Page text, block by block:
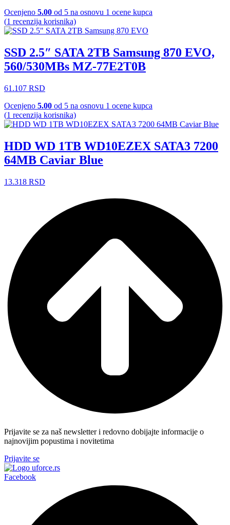
Ocenjeno 5.00 od 5 na osnovu 1 ocene kupca
(1 recenzija korisnika)
SSD 2.5″ SATA 2TB Samsung 870 EVO,
560/530MBs MZ-77E2T0B
61.107 RSD
Ocenjeno 5.00 od 5 na osnovu 1 ocene kupca
(1 recenzija korisnika)
HDD WD 1TB WD10EZEX SATA3 7200
64MB Caviar Blue
13.318 RSD
Prijavite se za naš newsletter i redovno dobijajte informacije o
najnovijim popustima i novitetima
Prijavite se
Facebook